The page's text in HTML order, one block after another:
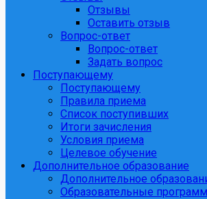
Отзывы
Оставить отзыв
Вопрос-ответ
Вопрос-ответ
Задать вопрос
Поступающему
Поступающему
Правила приема
Список поступивших
Итоги зачисления
Условия приема
Целевое обучение
Дополнительное образование
Дополнительное
Образовательные